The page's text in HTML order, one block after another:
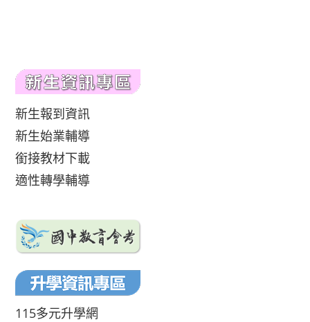
新生報到資訊
新生始業輔導
銜接教材下載
適性轉學輔導
115多元升學網